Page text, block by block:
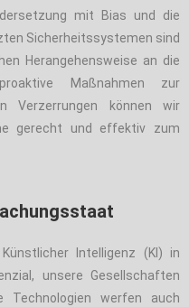
mit Bias und die
Sicherheitssystemen sind
Herangehensweise an die
Maßnahmen zur
Verzerrungen können wir
gerecht und effektiv zum
Intelligenz (KI) in
unsere Gesellschaften
Technologien werfen auch